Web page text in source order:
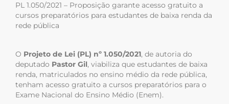
PL 1.050/2021 – Proposição garante acesso gratuito a
cursos preparatórios para estudantes de baixa renda da
rede pública
O Projeto de Lei (PL) nº 1.050/2021, de autoria do
deputado Pastor Gil, viabiliza que estudantes de baixa
renda, matriculados no ensino médio da rede pública,
tenham acesso gratuito a cursos preparatórios para o
Exame Nacional do Ensino Médio (Enem).